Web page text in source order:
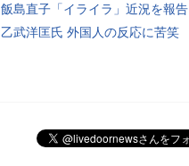
飯島直子「イライラ」近況を報告
乙武洋匡氏 外国人の反応に苦笑